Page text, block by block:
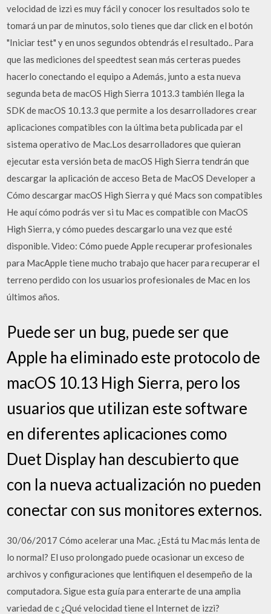
velocidad de izzi es muy fácil y conocer los resultados solo te
tomará un par de minutos, solo tienes que dar click en el botón
"Iniciar test" y en unos segundos obtendrás el resultado.. Para
que las mediciones del speedtest sean más certeras puedes
hacerlo conectando el equipo a Además, junto a esta nueva
segunda beta de macOS High Sierra 1013.3 también llega la
SDK de macOS 10.13.3 que permite a los desarrolladores crear
aplicaciones compatibles con la última beta publicada par el
sistema operativo de Mac.Los desarrolladores que quieran
ejecutar esta versión beta de macOS High Sierra tendrán que
descargar la aplicación de acceso Beta de MacOS Developer a
Cómo descargar macOS High Sierra y qué Macs son compatibles
He aquí cómo podrás ver si tu Mac es compatible con MacOS
High Sierra, y cómo puedes descargarlo una vez que esté
disponible. Video: Cómo puede Apple recuperar profesionales
para MacApple tiene mucho trabajo que hacer para recuperar el
terreno perdido con los usuarios profesionales de Mac en los
últimos años.
Puede ser un bug, puede ser que
Apple ha eliminado este protocolo de
macOS 10.13 High Sierra, pero los
usuarios que utilizan este software
en diferentes aplicaciones como
Duet Display han descubierto que
con la nueva actualización no pueden
conectar con sus monitores externos.
30/06/2017 Cómo acelerar una Mac. ¿Está tu Mac más lenta de
lo normal? El uso prolongado puede ocasionar un exceso de
archivos y configuraciones que lentifiquen el desempeño de la
computadora. Sigue esta guía para enterarte de una amplia
variedad de c ¿Qué velocidad tiene el Internet de izzi?